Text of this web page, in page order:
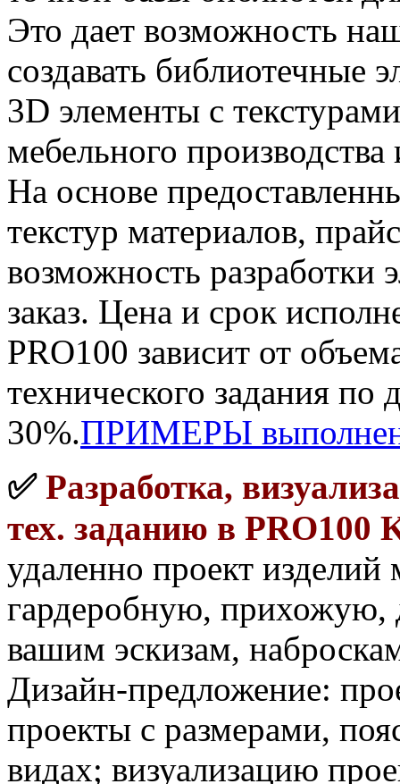
Это дает возможность
создавать библиотечные
3D элементы с
мебельного
На основе
текстур материалов,
возможность разработки
заказ. Цена и срок
PRO100 зависит от
технического задания по
30%.ПРИМЕРЫ
✅ Разработка,
тех. заданию в PRO100
удаленно проект
гардеробную, прихожую,
вашим эскизам,
Дизайн-предложение:
проекты с размерами,
видах; визуализацию